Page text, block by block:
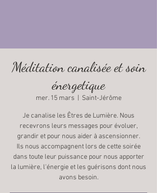
Méditation canalisée et soin
énergetique
mer. 15 mars Saint-Jérôme
Je canalise les Êtres de Lumière. Nous
recevrons leurs messages pour évoluer,
grandir et pour nous aider à ascensionner.
Ils nous accompagnent lors de cette soirée
dans toute leur puissance pour nous apporter
la lumière, l'énergie et les guérisons dont nous